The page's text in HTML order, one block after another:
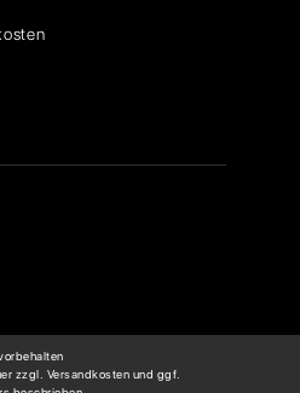
zzgl. Versandkosten und ggf.